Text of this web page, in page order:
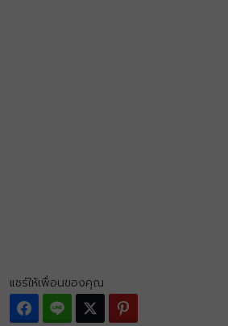
แชร์ให้เพื่อนของคุณ
Facebook
Line Twitter